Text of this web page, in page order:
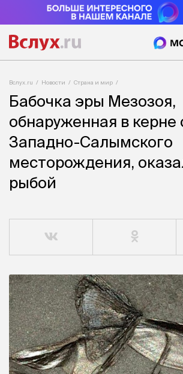
Вслух.ru Новости Страна и мир
Бабочка эры Мезозоя,
обнаруженная в керне
Западно-Салымского
месторождения,
рыбой